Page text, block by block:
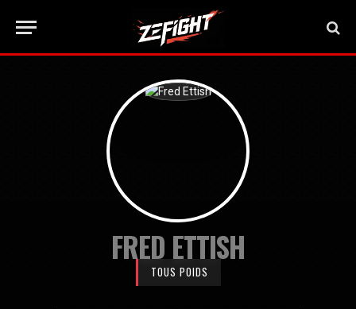
FRED ETTISH
TOUS POIDS